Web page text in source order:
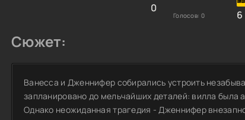
0
Голосов: 0 6
Сюжет:
Ванесса и Дженнифер собирались устроить
запланировано до мельчайших деталей: вилла была
Однако неожиданная трагедия - Дженнифер